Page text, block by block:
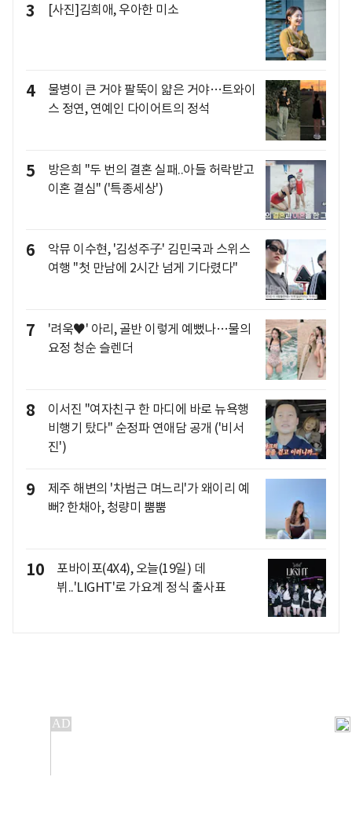
3 [사진]김희애, 우아한 미소
4
물병이 큰 거야 팔뚝이 얇은 거야…트와이
스 정연, 연예인 다이어트의 정석
5
방은희 "두 번의 결혼 실패..아들 허락받고
이혼 결심" ('특종세상')
6
악뮤 이수현, '김성주子' 김민국과 스위스
여행 "첫 만남에 2시간 넘게 기다렸다"
7
'려욱♥' 아리, 골반 이렇게 예뻤나…물의
요정 청순 슬렌더
8
이서진 "여자친구 한 마디에 바로 뉴욕행
비행기 탔다" 순정파 연애담 공개 ('비서
진')
9
제주 해변의 '차범근 며느리'가 왜이리 예
뻐? 한채아, 청량미 뿜뿜
10
포바이포(4X4), 오늘(19일) 데
뷔..'LIGHT'로 가요계 정식 출사표